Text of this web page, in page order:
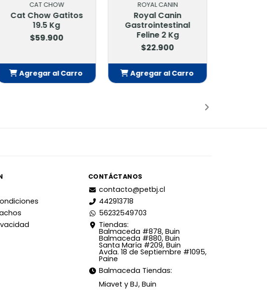
ROYAL CANIN
Royal Canin
Gastrointestinal
Feline 2 Kg
Agregar al Carro
ROYAL CANIN
Royal Canin Care
Hair & Skin 85 Gr
$1.800
Agregar al Carro
CONTÁCTANOS
contacto@petbj.cl
442913718
56232549703
Tiendas:
Balmaceda #878, Buin
Balmaceda #880, Buin
Santa María #209, Buin
Avda. 18 de Septiembre #1095,
Paine
Balmaceda Tiendas:
Miavet y BJ, Buin